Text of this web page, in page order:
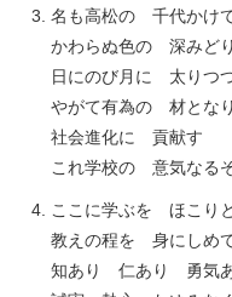
名も高松の 千代かけ
かわらぬ色の 深みどり
日にのび月に 太りつ
やがて有為の 材となり
社会進化に 貢献す
これ学校の 意気なる
ここに学ぶを ほこり
教えの程を 身にしめ
知あり 仁あり 勇気